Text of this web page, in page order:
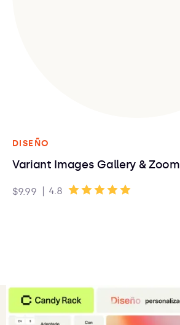
DISEÑO
Variant Images Gallery & Zoom
$9.99 | 4.8